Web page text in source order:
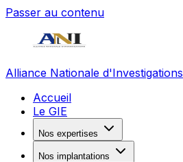
Passer au contenu
Alliance Nationale d'Investigations
Accueil
Le GIE
Nos expertises
Nos implantations